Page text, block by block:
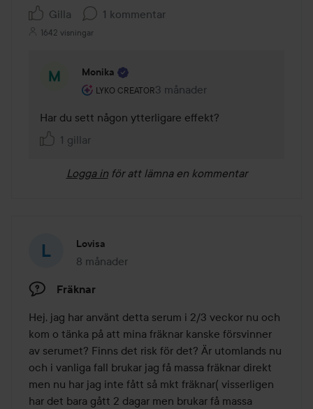
Gilla
1 kommentar
1642 visningar
Monika
LYKO CREATOR
Användarens roll: Lyko Creator.
3 månader
Kommentaren lades 3 månader
Har du sett någon ytterligare effekt?
1 gillar
Logga in för att lämna en kommentar
Lovisa
8 månader
Inlägget skapades 8 månader
Fräknar
Hej, jag har använt detta serum i 2/3 veckor nu och
kom o tänka på att mina fräknar kanske försvinner
av serumet? Finns det risk för det? Är utomlands nu
och i vanliga fall brukar jag få massa fräknar direkt
men nu har jag inte fått så mkt fräknar( visserligen
har det bara gått 2 dagar men brukar få massa